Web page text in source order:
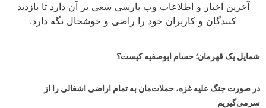
آخرین اخبار و اطلاعات وب پارسی سعی بر آن دارد تا بازدید
کنندگان و کاربران خود را راضی و خوشحال نگه دارد.
شمایل یک قهرمان؛ حسام ابوصفیه کیست؟
در صورت جنگ علیه غزه، حملات‌مان به تمام اراضی اشغالی را از
سرمی‌گیریم